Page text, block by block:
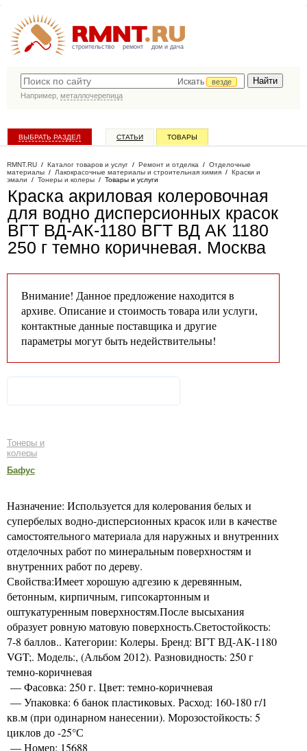
строительство ремонт дом и дача
Искать
везде
Например, металлочерепица
ВЫБРАТЬ РАЗДЕЛ СТАТЬИ ТОВАРЫ
RMNT.RU / Каталог товаров и услуг / Ремонт и отделка / Отделочные
материалы / Лакокрасочные материалы и строительная химия / Краски и
эмали / Тонеры и колеры / Товары и услуги
Краска акриловая колеровочная
для водно дисперсионных красок
ВГТ ВД-АК-1180 ВГТ ВД АК 1180
250 г темно коричневая. Москва
Внимание! Данное предложение находится в
архиве. Описание и стоимость товара или услуги,
контактные данные поставщика и другие
параметры могут быть недействительны!
Тонеры и
колеры
Бафус
Назначение: Используется для колерования белых и
супербелых водно-дисперсионных красок или в качестве
самостоятельного материала для наружных и внутренних
отделочных работ по минеральным поверхностям и
внутренних работ по дереву.
Свойства:Имеет хорошую адгезию к деревянным,
бетонным, кирпичным, гипсокартонным и
оштукатуренным поверхностям.После высыхания
образует ровную матовую поверхность.Светостойкость:
7-8 баллов.. Категории: Колеры. Бренд: ВГТ ВД-АК-1180
VGT;. Модель:, (Альбом 2012). Разновидность: 250 г
темно-коричневая
— Фасовка: 250 г. Цвет: темно-коричневая
— Упаковка: 6 банок пластиковых. Расход: 160-180 г/1
кв.м (при одинарном нанесении). Морозостойкость: 5
циклов до -25°С
— Номер: 15688